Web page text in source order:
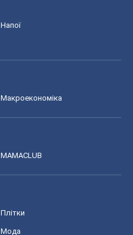
Напої
Макроекономіка
MAMACLUB
Плітки
Мода